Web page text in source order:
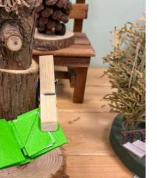
ー
シ
ョ
ン
ナ
ビ
ゲ
ー
シ
ョ
ン